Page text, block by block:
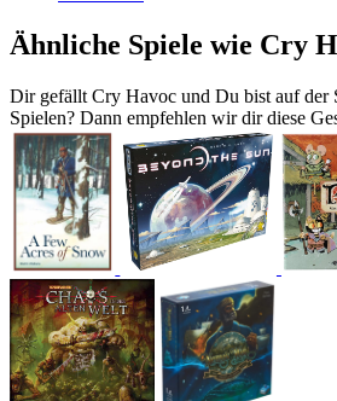
Ähnliche Spiele wie Cry
Dir gefällt Cry Havoc und Du bist auf der
Spielen? Dann empfehlen wir dir diese